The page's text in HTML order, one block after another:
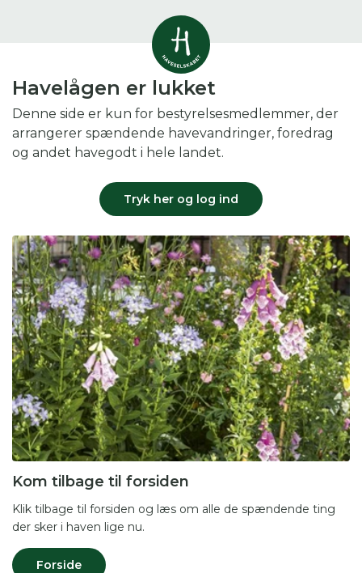
Havestof
0resultater
0resultater
Åbne haver
0resultater
Du skal indtaste minimum 3
tegn for at se resultater
Her kan du søge i hele vores katalog af
artikler, arrangementer, produkter og åbne
haver.
Havelågen er lukket
Denne side er kun for bestyrelsesmedlemmer, der
arrangerer spændende havevandringer, foredrag
og andet havegodt i hele landet.
Tryk her og log ind
Kom tilbage til forsiden
Klik tilbage til forsiden og læs om alle de spændende ting
der sker i haven lige nu.
Forside